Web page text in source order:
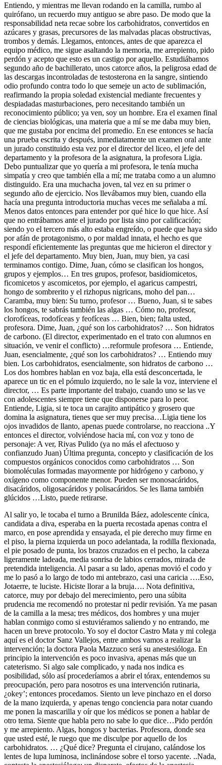
Entiendo, y mientras me llevan rodando en la camilla, rumbo al
quirófano, un recuerdo muy antiguo se abre paso. De modo que la
responsabilidad neta recae sobre los carbohidratos, convertidos en
azúcares y grasas, precursores de las malvadas placas obstructivas,
trombos y demás. Llegamos, entonces, antes de que aparezca el
equipo médico, me sigue asaltando la memoria, me arrepiento, pido
perdón y acepto que esto es un castigo por aquello. Estudiábamos
segundo año de bachillerato, unos catorce años, la peligrosa edad de
las descargas incontroladas de testosterona en la sangre, sintiendo
odio profundo contra todo lo que semeje un acto de sublimación,
reafirmando la propia soledad existencial mediante frecuentes y
despiadadas masturbaciones, pero necesitando también un
reconocimiento público; ya ven, soy un hombre. Era el examen final
de ciencias biológicas, una materia que a mí se me daba muy bien,
que me gustaba por encima del promedio. En ese entonces se hacía
una prueba escrita y después, inmediatamente un examen oral ante
un jurado constituido esta vez por el director del liceo, el jefe del
departamento y la profesora de la asignatura, la profesora Ligia.
Debo puntualizar que yo quería a mi profesora, le tenía mucha
simpatía y creo que también ella a mí; me trataba como a un alumno
distinguido. Era una muchacha joven, tal vez en su primer o
segundo año de ejercicio. Nos llevábamos muy bien, cuando ella
hacía una pregunta introductoria muchas veces me señalaba a mí.
Menos datos entonces para entender por qué hice lo que hice. Así
que no entrábamos ante el jurado por lista sino por calificación;
siendo yo el tercero más alto estaba engreído, o puede que haya sido
por afán de protagonismo, o por maldad innata, el hecho es que
respondí eficientemente las preguntas que me hicieron el director y
el jefe del departamento. Muy bien, Juan, muy bien, ya casi
terminamos contigo. Dime, Juan, cómo se clasifican los hongos,
grupos y ejemplos… En tres grupos, profesor, basidiomicetos,
ficomicetos y ascomicetos, por ejemplo, el agaricus campestri,
hongo de sombrerito y el rizhopus nigricans, moho del pan…
Caramba, muy bien: Su turno, profesor … Bueno, Juan, si te sabes
los hongos, te sabrás también las algas … Cómo no, profesor,
clorofíceas, rodofíceas y feofíceas … Bien, bien; falta usted,
profesora. Dime, Juan, ¿qué son los carbohidratos? … Son hidratos
de carbono. (El director, experimentado en el trato con alumnos en
situación, ve venir el conflicto) …reformule profesora … Entiende,
Juan, esencialmente, ¿qué son los carbohidratos? … Entiendo muy
bien. Los carbohidratos, esencialmente, son hidratos de carbono …
Los dos hombres hablan en voz baja, ella está desconcertada, le
aparece un tic en el pómulo izquierdo, no le sale la voz, interviene el
director, … Es parte importante del trabajo, cuando uno se las ve
con adolescentes siempre tiene que disponerse para lo peor.
Entiende, Ligia, si te toca un carajito antipático y grosero que
domina la asignatura, tienes que ser muy precisa…Ligia tiene los
ojos invadidos de llanto, apenas puede controlarse, no reacciona ..Y
entonces el director, volviéndose hacia mí, con voz y tono de
personaje: A ver, Rivas Pulido (ya no más el afectuoso y
confianzudo Juan) Última pregunta, concepto y clasificación de los
compuestos orgánicos conocidos como carbohidratos … Son
biomoléculas formadas mayormente por hidrógeno y carbono, y
oxígeno como componente menor. Pueden ser monosacáridos,
disacáridos, oligosacáridos y polisacáridos. Se les llama también
glúcidos …Listo, puede retirarse.
Al salir yo, le tocaba el turno a Brunilda Báez, adolescente cínica,
candidata a diva, esperaba en la puerta recostada apenas contra el
marco, en pose aprendida y ensayada, el pie derecho muy firme en
el piso, la pierna izquierda un poco adelantada, la rodilla flexionada,
el pie posado de punta, los brazos cruzados en el pecho, la cabeza
ligeramente ladeada, media sonrisa de labios cerrados, mirada de
pretendida inteligencia. Al pasar a su lado, apenas movió el codo y
me lo pasó a lo largo de todo mi antebrazo, casi una caricia ….Eso,
Jotaerre, te luciste. Hiciste llorar a la bruja…. Nota definitiva,
catorce, muy por debajo del merecimiento, pero una súbita
prudencia me recomendó no protestar ni pedir revisión. Ya me pasan
de la camilla a la mesa; tres médicos, dos hombres y una mujer
hablan conmigo como si estuviéramos saliendo y no entrando, me
hacen un breve protocolo. Yo soy el doctor Castro Mata y mi colega
aquí es el doctor Sanz Vallejos, entre ambos vamos a realizar la
intervención; la doctora Paola Mazzuco será su anestesióloga. En
principio la intervención es poco invasiva, apenas más que un
cateterismo. Si algo sale complicado, y nada nos indica es
posibilidad, sólo así procederíamos a abrir el tórax, entendemos su
preocupación, pero para nosotros es una intervención rutinaria,
¿okey’; entonces procedamos. Siento un leve pinchazo en el dorso
de la mano izquierda, y apenas tengo conciencia para notar cuando
me ponen la mascarilla y oír que los médicos se ponen a hablar de
otro tema. Siente que habla pero no sabe lo que dice…Pido perdón
y me arrepiento. Algas, hongos y bacterias. Profesora, donde sea
que usted esté, le ruego que me disculpe por aquello de los
carbohidratos. … ¿Qué dice? Pregunta el cirujano, calándose los
lentes de lupa luminosa, inclinándose sobre el torso yacente. ..Nada,